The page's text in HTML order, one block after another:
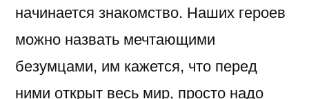
начинается знакомство. Наших героев
можно назвать мечтающими
безумцами, им кажется, что перед
ними открыт весь мир, просто надо